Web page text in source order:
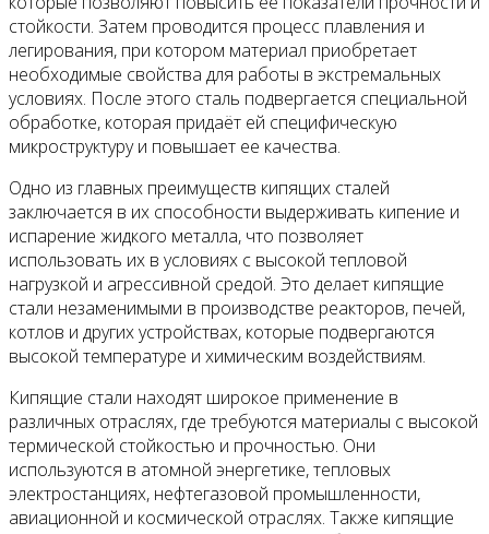
стойкости. Затем проводится процесс плавления и
легирования, при котором материал приобретает
необходимые свойства для работы в экстремальных
условиях. После этого сталь подвергается специальной
обработке, которая придаёт ей специфическую
микроструктуру и повышает ее качества.
Одно из главных преимуществ кипящих сталей
заключается в их способности выдерживать кипение и
испарение жидкого металла, что позволяет
использовать их в условиях с высокой тепловой
нагрузкой и агрессивной средой. Это делает кипящие
стали незаменимыми в производстве реакторов, печей,
котлов и других устройствах, которые подвергаются
высокой температуре и химическим воздействиям.
Кипящие стали находят широкое применение в
различных отраслях, где требуются материалы с высокой
термической стойкостью и прочностью. Они
используются в атомной энергетике, тепловых
электростанциях, нефтегазовой промышленности,
авиационной и космической отраслях. Также кипящие